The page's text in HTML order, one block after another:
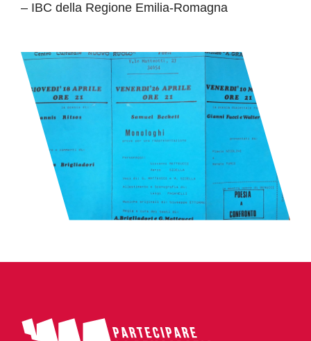
– IBC della Regione Emilia-Romagna